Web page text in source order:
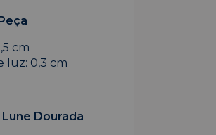
cm
luz: 0,3 cm
Dourada